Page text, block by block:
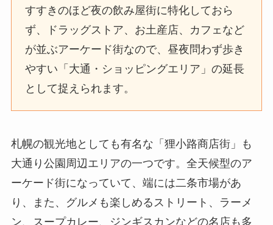
すすきのほど夜の飲み屋街に特化しておら
ず、ドラッグストア、お土産店、カフェなど
が並ぶアーケード街なので、昼夜問わず歩き
やすい「大通・ショッピングエリア」の延長
として捉えられます。
札幌の観光地としても有名な「狸小路商店街」も
大通り公園周辺エリアの一つです。全天候型のア
ーケード街になっていて、端には二条市場があ
り、また、グルメも楽しめるストリート、ラーメ
ン、スープカレー、ジンギスカンなどの名店も多